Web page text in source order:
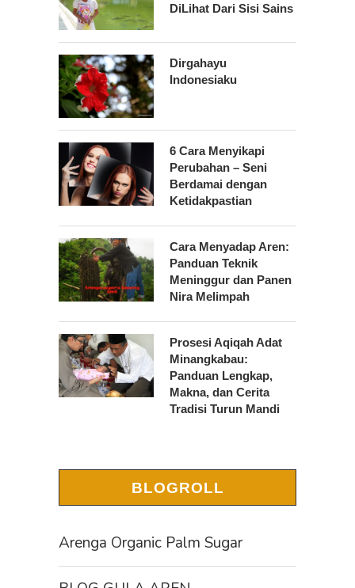
DiLihat Dari Sisi Sains
Dirgahayu
Indonesiaku
6 Cara Menyikapi
Perubahan – Seni
Berdamai dengan
Ketidakpastian
Cara Menyadap Aren:
Panduan Teknik
Meninggur dan Panen
Nira Melimpah
Prosesi Aqiqah Adat
Minangkabau:
Panduan Lengkap,
Makna, dan Cerita
Tradisi Turun Mandi
BLOGROLL
Arenga Organic Palm Sugar